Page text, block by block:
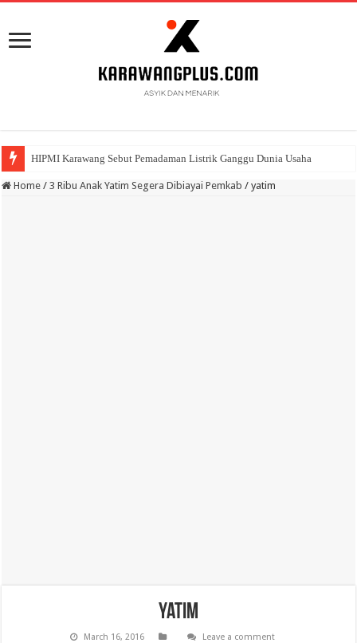
HIPMI Karawang Sebut Pemadaman Listrik Ganggu Dunia Usaha
BPK Ganjar WTP ke 11 Pada Laporan Keuangan Pemda Karawang
Home / 3 Ribu Anak Yatim Segera Dibiayai Pemkab / yatim
yatim
March 16, 2016 Leave a comment